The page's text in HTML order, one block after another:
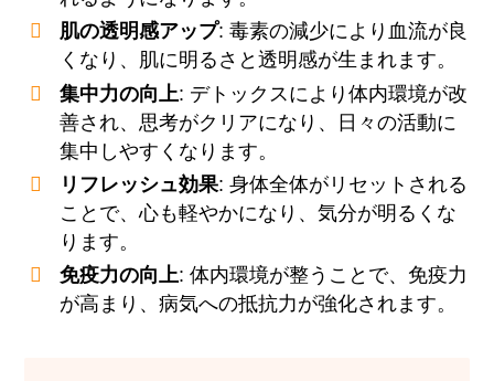
肌の透明感アップ: 毒素の減少により血流が良
くなり、肌に明るさと透明感が生まれます。
集中力の向上: デトックスにより体内環境が改
善され、思考がクリアになり、日々の活動に
集中しやすくなります。
リフレッシュ効果: 身体全体がリセットされる
ことで、心も軽やかになり、気分が明るくな
ります。
免疫力の向上: 体内環境が整うことで、免疫力
が高まり、病気への抵抗力が強化されます。